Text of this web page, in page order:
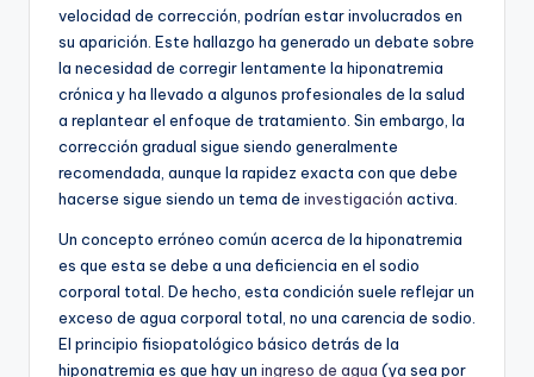
velocidad de corrección, podrían estar involucrados en
su aparición. Este hallazgo ha generado un debate sobre
la necesidad de corregir lentamente la hiponatremia
crónica y ha llevado a algunos profesionales de la salud
a replantear el enfoque de tratamiento. Sin embargo, la
corrección gradual sigue siendo generalmente
recomendada, aunque la rapidez exacta con que debe
hacerse sigue siendo un tema de investigación activa.
Un concepto erróneo común acerca de la hiponatremia
es que esta se debe a una deficiencia en el sodio
corporal total. De hecho, esta condición suele reflejar un
exceso de agua corporal total, no una carencia de sodio.
El principio fisiopatológico básico detrás de la
hiponatremia es que hay un ingreso de agua (ya sea por